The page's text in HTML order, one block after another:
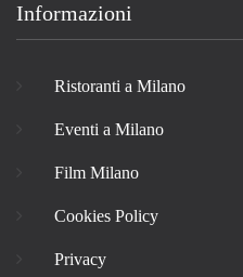
Informazioni
Ristoranti a Milano
Eventi a Milano
Film Milano
Cookies Policy
Privacy